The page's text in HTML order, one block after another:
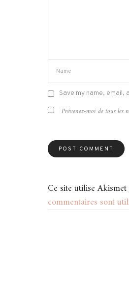
Save my name,
Prévenez-moi de tous
Ce site utilise
commentaires sont